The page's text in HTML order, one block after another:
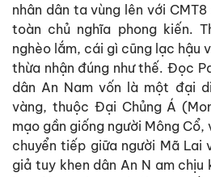
nhân dân ta vùng lên với
toàn chủ nghĩa phong kiến.
nghèo lắm, cái gì cũng lạc hậu
thừa nhận đúng như thế. Đọc
dân An Nam vốn là một đại
vàng, thuộc Đại Chủng Á
mạo gần giống người Mông
chuyển tiếp giữa người Mã Lai
giả tuy khen dân An N am